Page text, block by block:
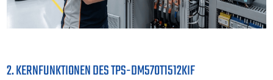
2. KERNFUNKTIONEN DES TPS-DM570T1512KIF